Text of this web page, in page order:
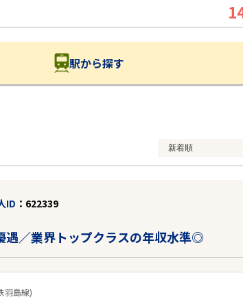
駅から探す
ID 622339
遇／業界トップクラスの年収水準◎
羽島線)